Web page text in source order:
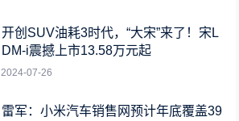
开创SUV油耗3时代，“大宋”来了！宋L
DM-i震撼上市13.58万元起
2024-07-26
雷军：小米汽车销售网预计年底覆盖39